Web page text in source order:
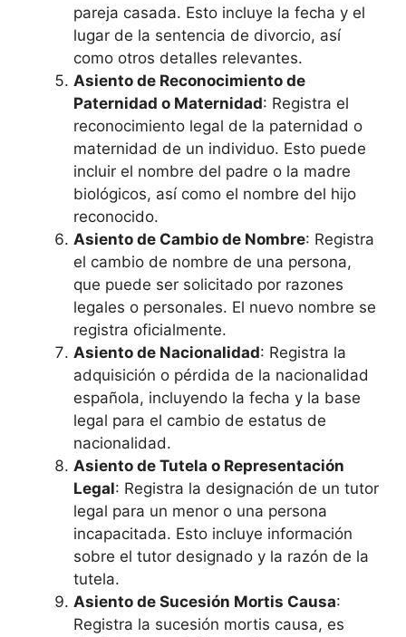
pareja casada. Esto incluye la fecha y el
lugar de la sentencia de divorcio, así
como otros detalles relevantes.
Asiento de Reconocimiento de
Paternidad o Maternidad: Registra el
reconocimiento legal de la paternidad o
maternidad de un individuo. Esto puede
incluir el nombre del padre o la madre
biológicos, así como el nombre del hijo
reconocido.
Asiento de Cambio de Nombre: Registra
el cambio de nombre de una persona,
que puede ser solicitado por razones
legales o personales. El nuevo nombre se
registra oficialmente.
Asiento de Nacionalidad: Registra la
adquisición o pérdida de la nacionalidad
española, incluyendo la fecha y la base
legal para el cambio de estatus de
nacionalidad.
Asiento de Tutela o Representación
Legal: Registra la designación de un tutor
legal para un menor o una persona
incapacitada. Esto incluye información
sobre el tutor designado y la razón de la
tutela.
Asiento de Sucesión Mortis Causa:
Registra la sucesión mortis causa, es